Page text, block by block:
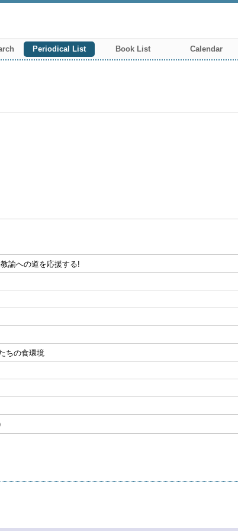
Periodical List Book List Calendar
諭への道を応援する!
ちの食環境